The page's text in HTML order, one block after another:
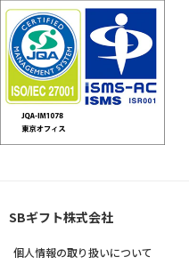
SBギフト株式会社
個人情報の取り扱いについて